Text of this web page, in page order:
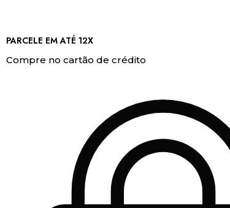
PARCELE EM ATÉ 12X
Compre no cartão de crédito